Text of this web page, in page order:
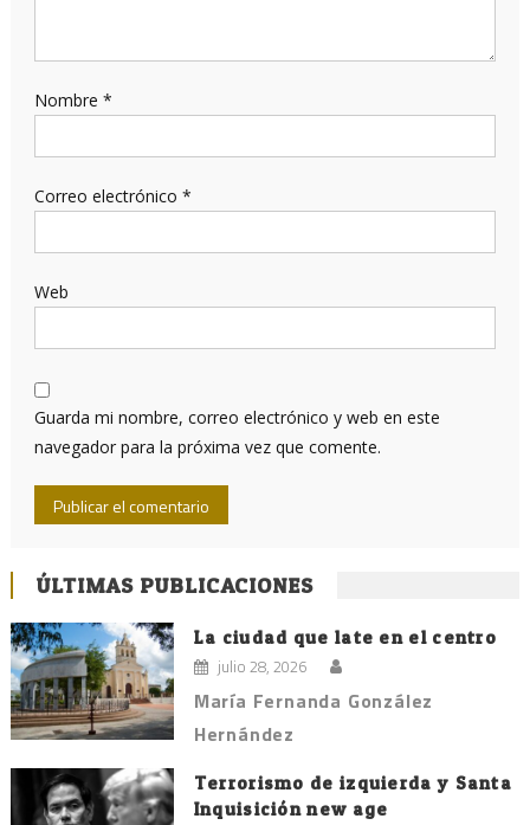
Nombre *
Correo electrónico *
Web
Guarda mi nombre, correo electrónico y web en este
navegador para la próxima vez que comente.
ÚLTIMAS PUBLICACIONES
La ciudad que late en el centro
julio 28, 2026
María Fernanda González
Hernández
Terrorismo de izquierda y Santa
Inquisición new age